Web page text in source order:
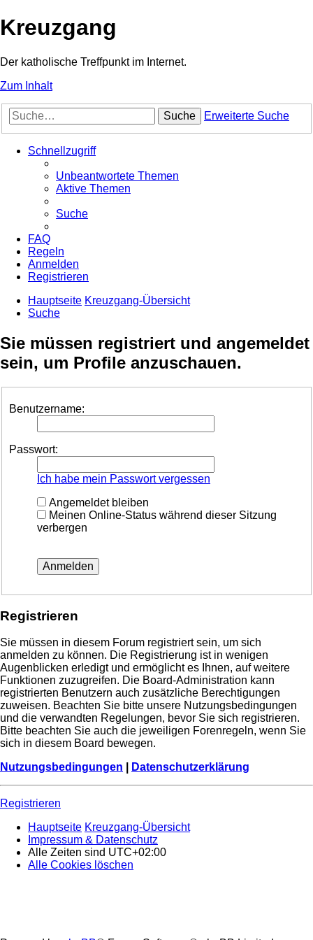
Kreuzgang
Der katholische Treffpunkt im Internet.
Zum Inhalt
Suche Erweiterte Suche
Schnellzugriff
Unbeantwortete Themen
Aktive Themen
Suche
FAQ
Regeln
Anmelden
Registrieren
Hauptseite Kreuzgang-Übersicht
Suche
Sie müssen registriert und angemeldet
sein, um Profile anzuschauen.
Benutzername:
Passwort:
Ich habe mein Passwort vergessen
Angemeldet bleiben
Meinen Online-Status während dieser Sitzung
verbergen
Registrieren
Sie müssen in diesem Forum registriert sein, um sich
anmelden zu können. Die Registrierung ist in wenigen
Augenblicken erledigt und ermöglicht es Ihnen, auf weitere
Funktionen zuzugreifen. Die Board-Administration kann
registrierten Benutzern auch zusätzliche Berechtigungen
zuweisen. Beachten Sie bitte unsere Nutzungsbedingungen
und die verwandten Regelungen, bevor Sie sich registrieren.
Bitte beachten Sie auch die jeweiligen Forenregeln, wenn Sie
sich in diesem Board bewegen.
Nutzungsbedingungen
Datenschutzerklärung
Registrieren
Hauptseite Kreuzgang-Übersicht
Impressum & Datenschutz
Alle Zeiten sind UTC+02:00
Alle Cookies löschen